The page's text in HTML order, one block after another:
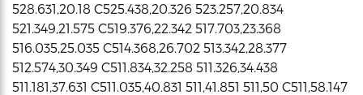
528.631,20.18 C525.438,20.326 523.257,20.834
521.349,21.575 C519.376,22.342 517.703,23.368
516.035,25.035 C514.368,26.702 513.342,28.377
512.574,30.349 C511.834,32.258 511.326,34.438
511.181,37.631 C511.035,40.831 511,41.851 511,50 C511,58.147